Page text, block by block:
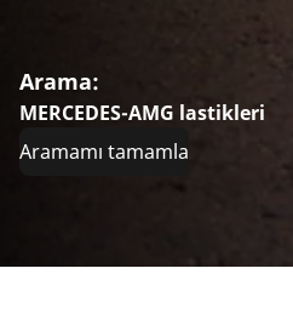
Arama:
MERCEDES-AMG lastikleri
Aramamı tamamla